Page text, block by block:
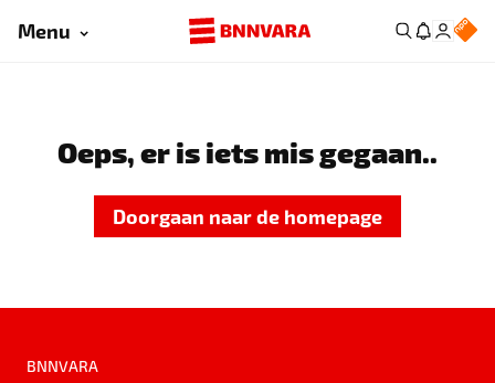
Menu
Oeps, er is iets mis gegaan..
Doorgaan naar de homepage
BNNVARA